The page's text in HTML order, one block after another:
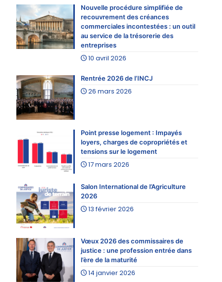
Nouvelle procédure simplifiée de
recouvrement des créances
commerciales incontestées : un outil
au service de la trésorerie des
entreprises
10 avril 2026
Rentrée 2026 de l’INCJ
26 mars 2026
Point presse logement : Impayés
loyers, charges de copropriétés et
tensions sur le logement
17 mars 2026
Salon International de l’Agriculture
2026
13 février 2026
Vœux 2026 des commissaires de
justice : une profession entrée dans
l’ère de la maturité
14 janvier 2026